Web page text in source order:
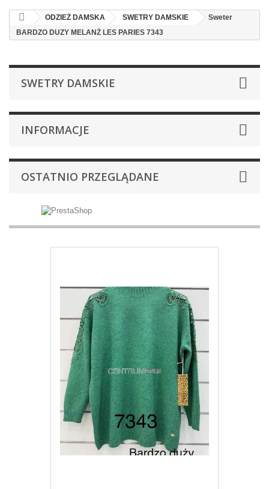
ODZIEŻ DAMSKA SWETRY DAMSKIE
Sweter
BARDZO DUZY MELANŻ LES PARIES 7343
SWETRY DAMSKIE
INFORMACJE
OSTATNIO PRZEGLĄDANE